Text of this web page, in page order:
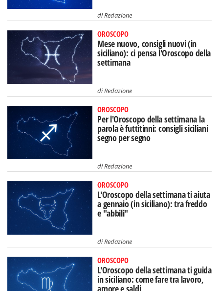
diRedazione
OROSCOPO
Mese nuovo, consigli nuovi (in
siciliano): ci pensa l'Oroscopo della
settimana
diRedazione
OROSCOPO
Per l'Oroscopo della settimana la
parola è futtitinni: consigli siciliani
segno per segno
diRedazione
OROSCOPO
L'Oroscopo della settimana ti aiuta
a gennaio (in siciliano): tra freddo
e "abbili"
diRedazione
OROSCOPO
L'Oroscopo della settimana ti guida
in siciliano: come fare tra lavoro,
amore e saldi